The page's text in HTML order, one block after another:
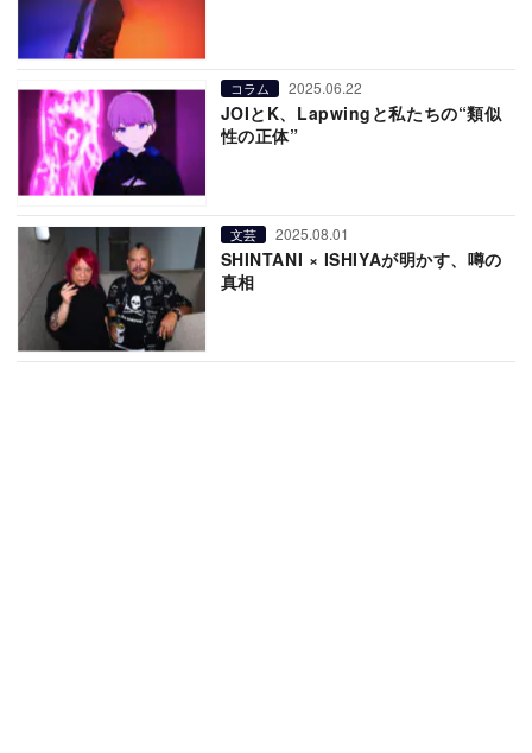
コラム 2025.06.22
JOIとK、Lapwingと私たちの“類似
性の正体”
文芸 2025.08.01
SHINTANI × ISHIYAが明かす、噂の
真相